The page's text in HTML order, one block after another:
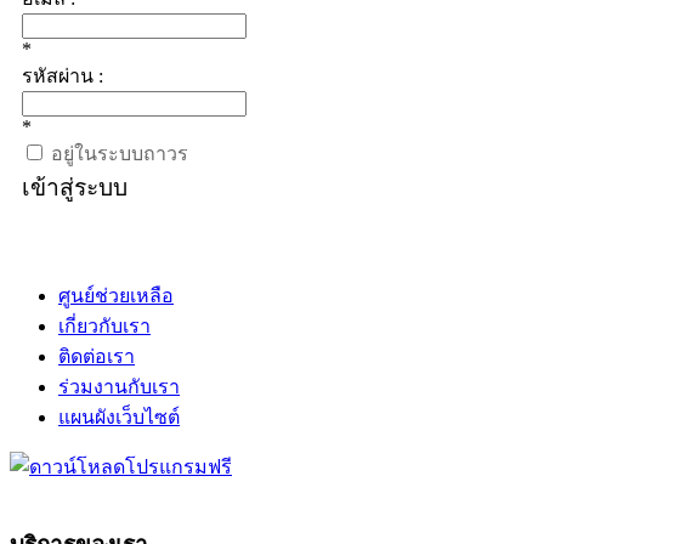
*
รหัสผ่าน :
*
อยู่ในระบบถาวร
เข้าสู่ระบบ
ศูนย์ช่วยเหลือ
เกี่ยวกับเรา
ติดต่อเรา
ร่วมงานกับเรา
แผนผังเว็บไซต์